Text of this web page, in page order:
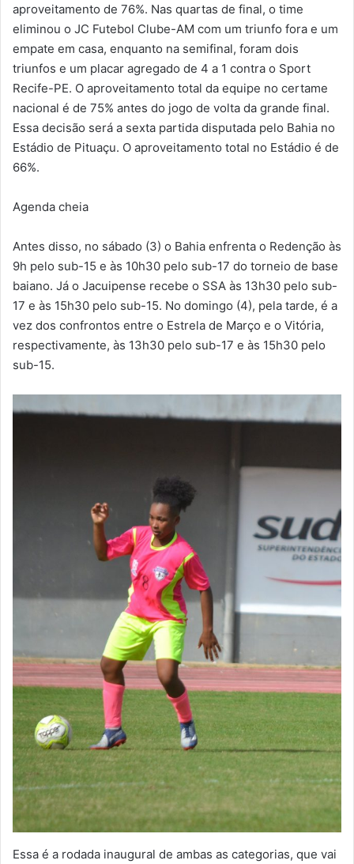
aproveitamento de 76%. Nas quartas de final, o time
eliminou o JC Futebol Clube-AM com um triunfo fora e um
empate em casa, enquanto na semifinal, foram dois
triunfos e um placar agregado de 4 a 1 contra o Sport
Recife-PE. O aproveitamento total da equipe no certame
nacional é de 75% antes do jogo de volta da grande final.
Essa decisão será a sexta partida disputada pelo Bahia no
Estádio de Pituaçu. O aproveitamento total no Estádio é de
66%.
Agenda cheia
Antes disso, no sábado (3) o Bahia enfrenta o Redenção às
9h pelo sub-15 e às 10h30 pelo sub-17 do torneio de base
baiano. Já o Jacuipense recebe o SSA às 13h30 pelo sub-
17 e às 15h30 pelo sub-15. No domingo (4), pela tarde, é a
vez dos confrontos entre o Estrela de Março e o Vitória,
respectivamente, às 13h30 pelo sub-17 e às 15h30 pelo
sub-15.
Essa é a rodada inaugural de ambas as categorias, que vai